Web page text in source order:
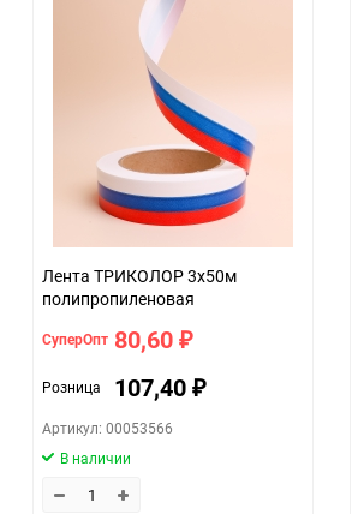
Лента ТРИКОЛОР 3x50м
полипропиленовая
СуперОпт 80,60 ₽
Розница 107,40 ₽
Артикул: 00053566
В наличии